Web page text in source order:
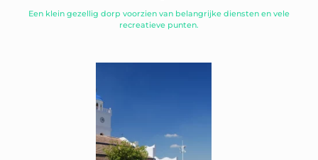
Een klein gezellig dorp voorzien van belangrijke diensten en vele
recreatieve punten.